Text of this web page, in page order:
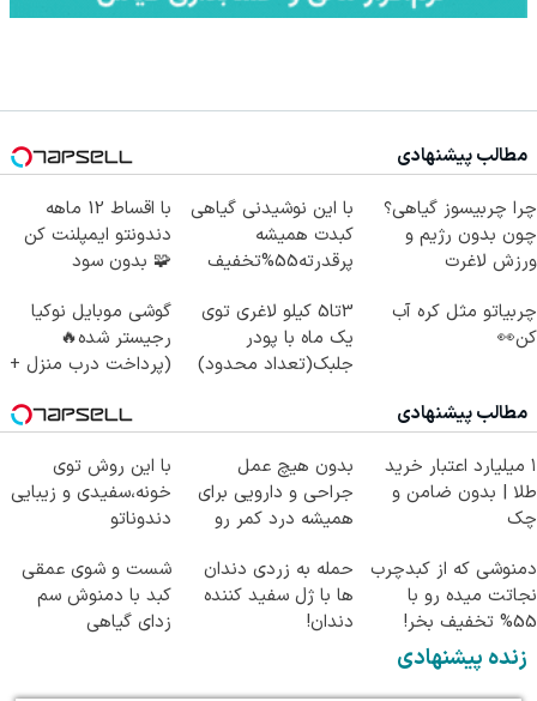
مطالب پیشنهادی
چرا چربیسوز گیاهی؟
چون بدون رژیم و
ورزش لاغرت
با این نوشیدنی گیاهی
کبدت همیشه
پرقدرته55%تخفیف
با اقساط 12 ماهه
دندونتو ایمپلنت کن
🧩 بدون سود
چربیاتو مثل کره آب
کن👀
3تا5 کیلو لاغری توی
یک ماه با پودر
جلبک(تعداد محدود)
گوشی موبایل نوکیا
رجیستر شده🔥
(پرداخت درب منزل +
مطالب پیشنهادی
۱ میلیارد اعتبار خرید
طلا | بدون ضامن و
چک
بدون هیچ عمل
جراحی و دارویی برای
همیشه درد کمر رو
با این روش توی
خونه،سفیدی و زیبایی
دندوناتو
دمنوشی که از کبدچرب
نجاتت میده رو با
55% تخفیف بخر!
حمله به زردی دندان
ها با ژل سفید کننده
دندان!
شست و شوی عمقی
کبد با دمنوش سم
زدای گیاهی
زنده پیشنهادی